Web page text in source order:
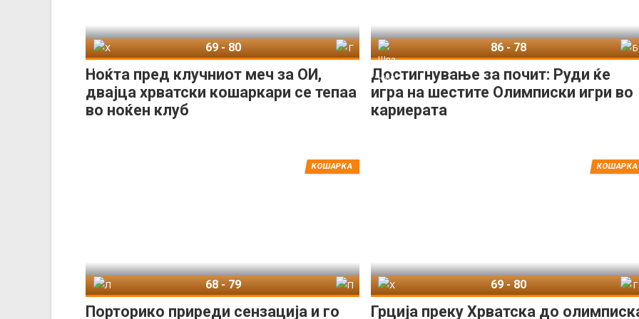
Ноќта пред клучниот меч за ОИ,
двајца хрватски кошаркари се тепаа
во ноќен клуб
69-80
Достигнување за почит: Руди ќе
игра на шестите Олимписки игри во
кариерата
86-78
Порторико приреди сензација и го
КОШАРКА
68-79
Грција преку Хрватска до
КОШАРКА
69-80